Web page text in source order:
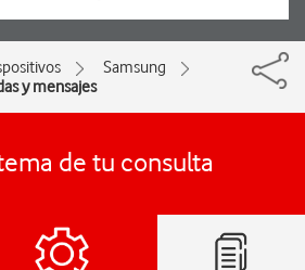
Samsung
y mensajes
de tu consulta